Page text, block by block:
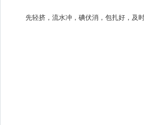
先轻挤，流水冲，碘伏消，包扎好，及